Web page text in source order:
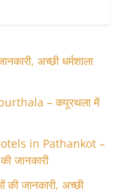
अच्छी धर्मशाला
– कपूरथला में
in Pathankot –
जानकारी
जानकारी, अच्छी